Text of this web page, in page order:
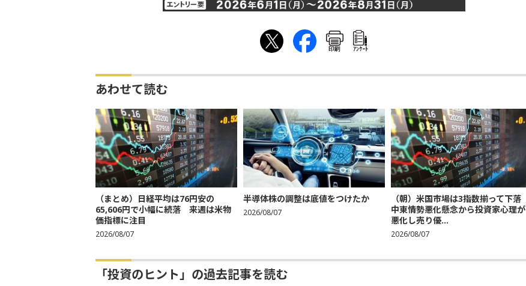
印刷 ｱﾝｹｰﾄ
あわせて読む
（まとめ）日経平均は76円安の
65,606円で小幅に続落 来週は米物
価指標に注目
2026/08/07
半導体株の調整は底値をつけたか
2026/08/07
（朝）米国市場は3指数揃って下落
中東情勢悪化懸念から投資家心理が
悪化し売り優...
2026/08/07
「投資のヒント」の過去記事を読む